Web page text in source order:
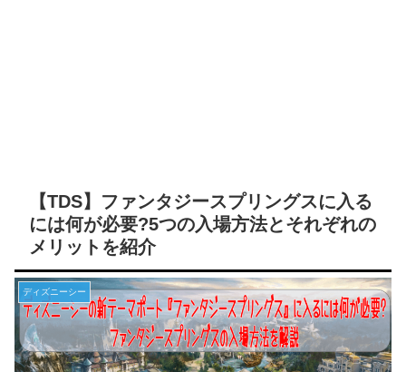
【TDS】ファンタジースプリングスに入る
には何が必要?5つの入場方法とそれぞれの
メリットを紹介
ディズニーシー